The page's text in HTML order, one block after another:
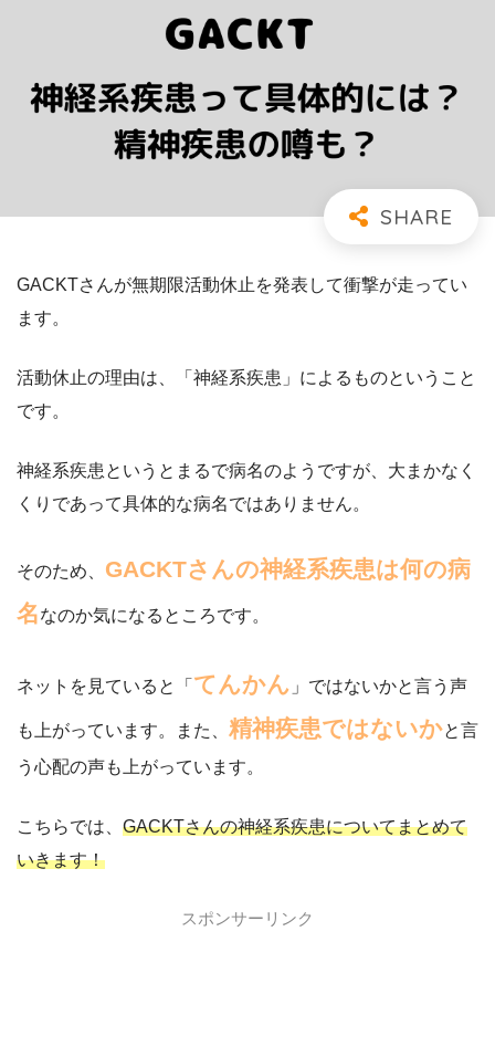
GACKTさんが無期限活動休止を発表して衝撃が走ってい
ます。
活動休止の理由は、「神経系疾患」によるものということ
です。
神経系疾患というとまるで病名のようですが、大まかなく
くりであって具体的な病名ではありません。
そのため、 GACKTさんの神経系疾患は何の病
名なのか気になるところです。
ネットを見ていると「 てんかん 」ではないかと言う声
も上がっています。また、 精神疾患ではないかと言
う心配の声も上がっています。
こちらでは、 GACKTさんの神経系疾患についてまとめて
いきます！
スポンサーリンク